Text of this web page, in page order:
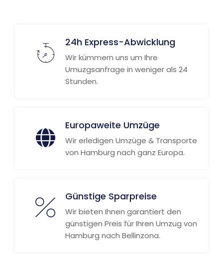
24h Express-Abwicklung
Wir kümmern uns um Ihre
Umuzgsanfrage in weniger als 24
Stunden.
Europaweite Umzüge
Wir erledigen Umzüge & Transporte
von Hamburg nach ganz Europa.
Günstige Sparpreise
Wir bieten Ihnen garantiert den
günstigen Preis für Ihren Umzug von
Hamburg nach Bellinzona.